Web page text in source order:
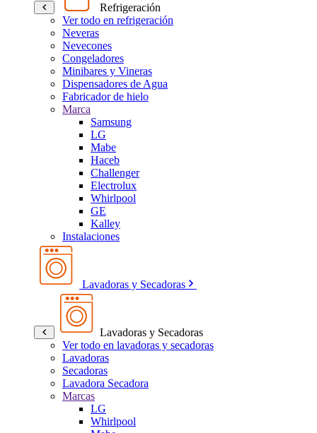
Refrigeración
Ver todo en refrigeración
Neveras
Nevecones
Congeladores
Minibares y Vineras
Dispensadores de Agua
Fabricador de hielo
Marca
Samsung
LG
Mabe
Haceb
Challenger
Electrolux
Whirlpool
GE
Kalley
Instalaciones
Lavadoras y Secadoras
Lavadoras y Secadoras
Ver todo en lavadoras y secadoras
Lavadoras
Secadoras
Lavadora Secadora
Marcas
LG
Whirlpool